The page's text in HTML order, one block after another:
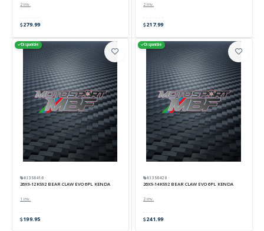
2 inv.
279.99
2 inv.
217.99
Disponible
KI356416 ·
26X9-12 K592 BEAR CLAW EVO 6PL KENDA
1 inv.
199.95
Disponible
KI356420 ·
26X9-14 K592 BEAR CLAW EVO 6PL KENDA
2 inv.
241.99